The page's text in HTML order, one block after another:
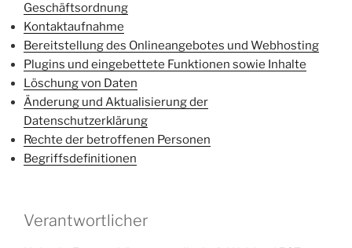
Geschäftsordnung
Kontaktaufnahme
Bereitstellung des Onlineangebotes und Webhosting
Plugins und eingebettete Funktionen sowie Inhalte
Löschung von Daten
Änderung und Aktualisierung der
Datenschutzerklärung
Rechte der betroffenen Personen
Begriffsdefinitionen
Verantwortlicher